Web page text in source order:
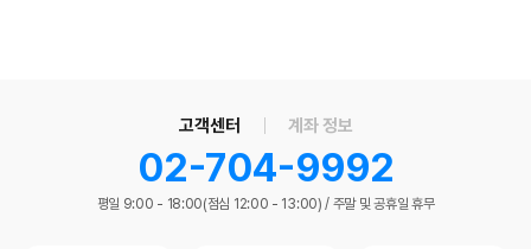
고객센터 계좌 정보
02-704-9992
평일 9:00 - 18:00(점심 12:00 - 13:00) / 주말 및 공휴일 휴무